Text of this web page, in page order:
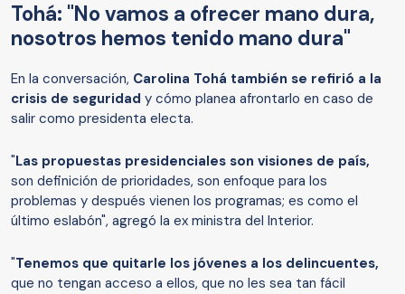
Tohá: "No vamos a ofrecer mano dura,
nosotros hemos tenido mano dura"
En la conversación, Carolina Tohá también se refirió a la
crisis de seguridad y cómo planea afrontarlo en caso de
salir como presidenta electa.
"Las propuestas presidenciales son visiones de país,
son definición de prioridades, son enfoque para los
problemas y después vienen los programas; es como el
último eslabón", agregó la ex ministra del Interior.
"Tenemos que quitarle los jóvenes a los delincuentes,
que no tengan acceso a ellos, que no les sea tan fácil